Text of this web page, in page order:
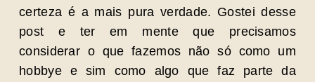
certeza é a mais pura verdade. Gostei desse
post e ter em mente que precisamos
considerar o que fazemos não só como um
hobbye e sim como algo que faz parte da